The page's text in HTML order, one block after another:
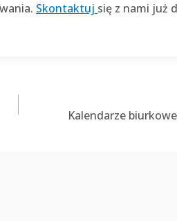
Skontaktuj się z nami już
Kalendarze